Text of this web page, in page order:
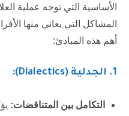
الأساسية التي توجه عملية
المشاكل التي يعاني منها
أهم هذه المبادئ:
1. الجدلية (Dialectics):
التكامل بين المتناقضات: